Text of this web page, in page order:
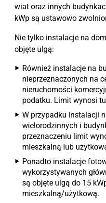
wiat oraz innych
kWp są ustawowo
Nie tylko instalacje na
objęte ulgą:
Również instalacje na
nieprzeznaczonych na
nieruchomości
podatku. Limit wynosi
W przypadku instalacji
wielorodzinnych i
przeznaczeniu limit
mieszkalną lub
Ponadto instalacje
wykorzystywanych
są objęte ulgą do 15
mieszkalną/użytkową.